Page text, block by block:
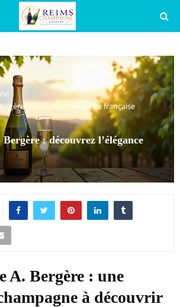
: découvrez l’élégance française
: découvrez l’élégance
A. Bergère : une
à découvrir